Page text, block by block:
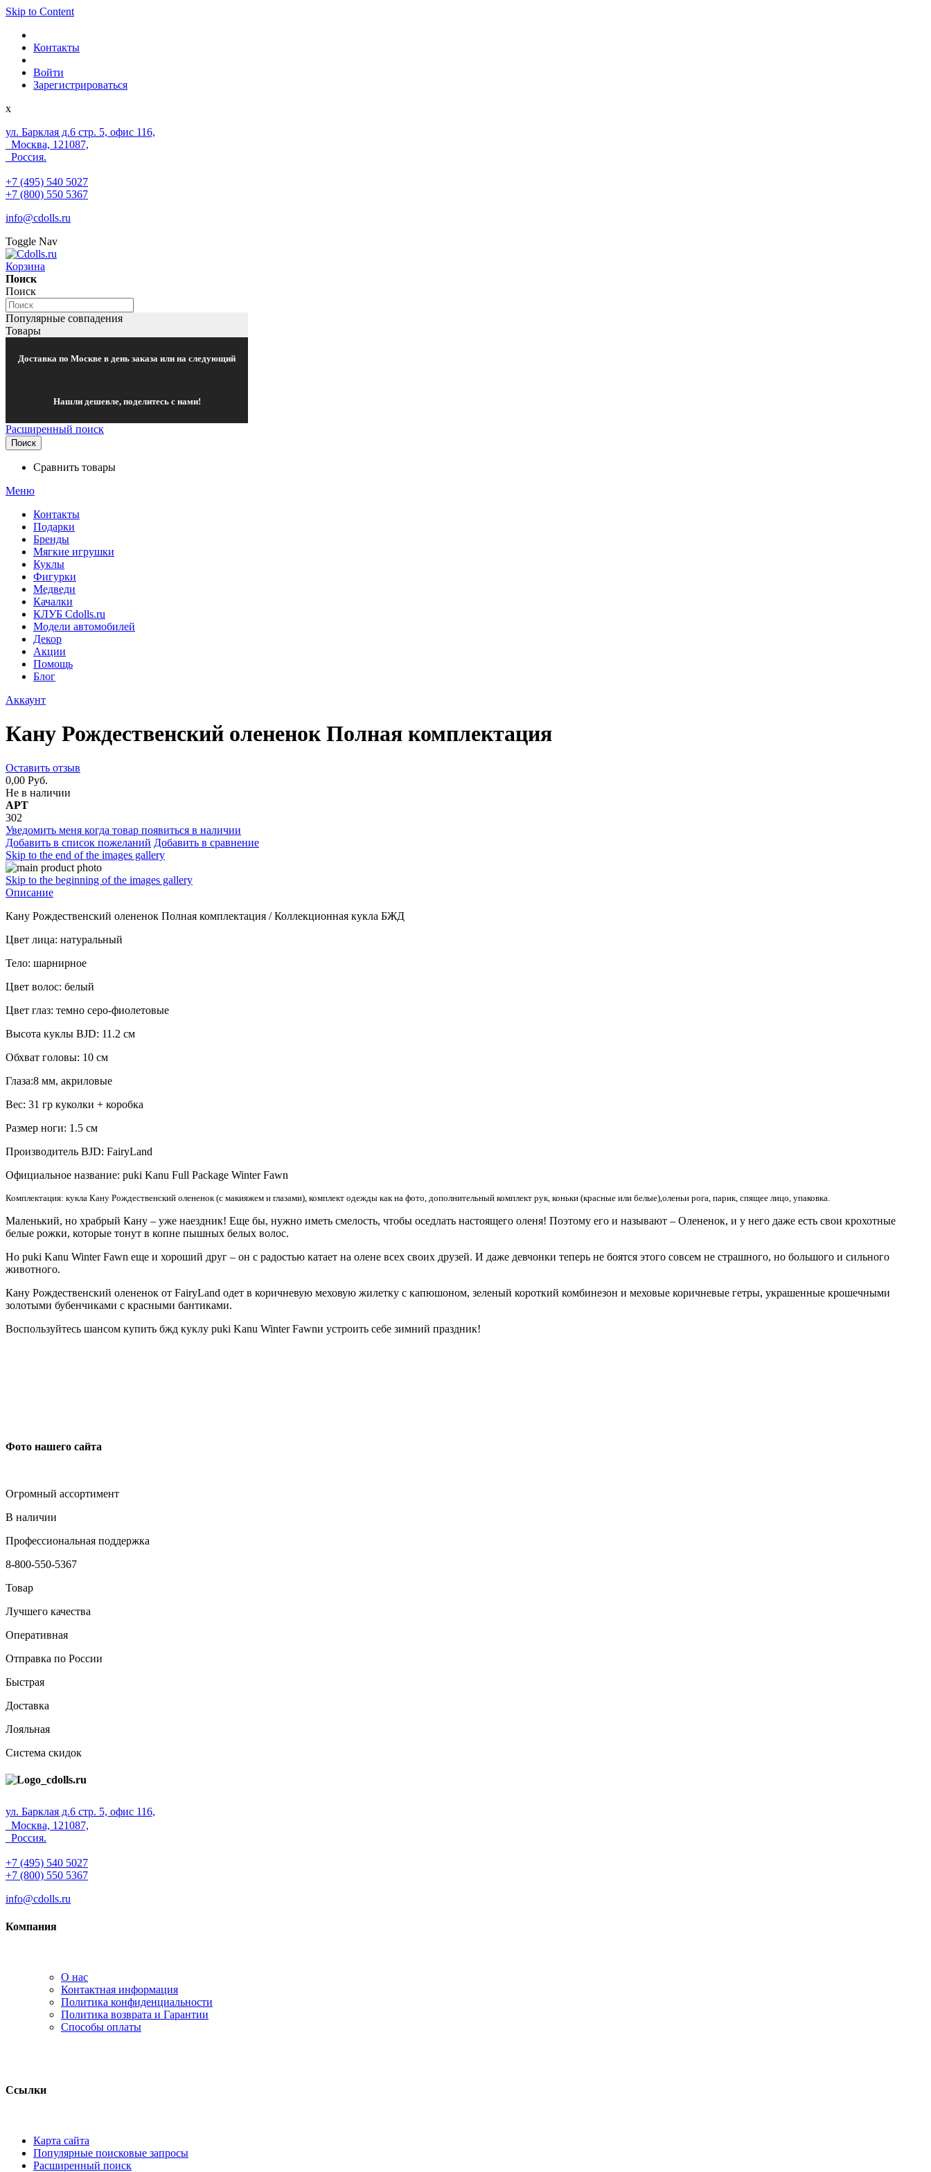
Skip to Content
Контакты
Войти
Зарегистрироваться
x
ул. Барклая д.6 стр. 5, офис 116,
Москва, 121087,
Россия.
+7 (495) 540 5027
+7 (800) 550 5367
info@cdolls.ru
Toggle Nav
Корзина
Поиск
Поиск
Популярные совпадения
Товары
Доставка по Москве в день заказа или на следующий
Нашли дешевле, поделитесь с нами!
Расширенный поиск
Поиск
Сравнить товары
Меню
Контакты
Подарки
Бренды
Мягкие игрушки
Куклы
Фигурки
Медведи
Качалки
КЛУБ Cdolls.ru
Модели автомобилей
Декор
Акции
Помощь
Блог
Аккаунт
Кану Рождественский олененок Полная комплектация
Оставить отзыв
0,00 Руб.
Не в наличии
АРТ
302
Уведомить меня когда товар появиться в наличии
Добавить в список пожеланий Добавить в сравнение
Skip to the end of the images gallery
Skip to the beginning of the images gallery
Описание
Кану Рождественский олененок Полная комплектация / Коллекционная кукла БЖД
Цвет лица: натуральный
Тело: шарнирное
Цвет волос: белый
Цвет глаз: темно серо-фиолетовые
Высота куклы BJD: 11.2 см
Обхват головы: 10 см
Глаза:8 мм, акриловые
Вес: 31 гр куколки + коробка
Размер ноги: 1.5 см
Производитель BJD: FairyLand
Официальное название: puki Kanu Full Package Winter Fawn
Комплектация: кукла Кану Рождественский олененок (с макияжем и глазами), комплект одежды как на фото, дополнительный комплект рук, коньки (красные или белые),оленьи рога, парик, спящее лицо, упаковка.
Маленький, но храбрый Кану – уже наездник! Еще бы, нужно иметь смелость, чтобы оседлать настоящего оленя! Поэтому его и называют – Олененок, и у него даже есть свои крохотные
белые рожки, которые тонут в копне пышных белых волос.
Но puki Kanu Winter Fawn еще и хороший друг – он с радостью катает на олене всех своих друзей. И даже девчонки теперь не боятся этого совсем не страшного, но большого и сильного
животного.
Кану Рождественский олененок от FairyLand одет в коричневую меховую жилетку с капюшоном, зеленый короткий комбинезон и меховые коричневые гетры, украшенные крошечными
золотыми бубенчиками с красными бантиками.
Воспользуйтесь шансом купить бжд куклу puki Kanu Winter Fawnи устроить себе зимний праздник!
Фото нашего сайта
Огромный ассортимент
В наличии
Профессиональная поддержка
8-800-550-5367
Товар
Лучшего качества
Оперативная
Отправка по России
Быстрая
Доставка
Лояльная
Система скидок
ул. Барклая д.6 стр. 5, офис 116,
Москва, 121087,
Россия.
+7 (495) 540 5027
+7 (800) 550 5367
info@cdolls.ru
Компания
О нас
Контактная информация
Политика конфиденциальности
Политика возврата и Гарантии
Способы оплаты
Ссылки
Карта сайта
Популярные поисковые запросы
Расширенный поиск